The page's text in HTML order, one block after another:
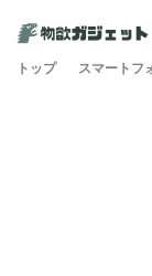
トップ スマートフ
カテゴリー